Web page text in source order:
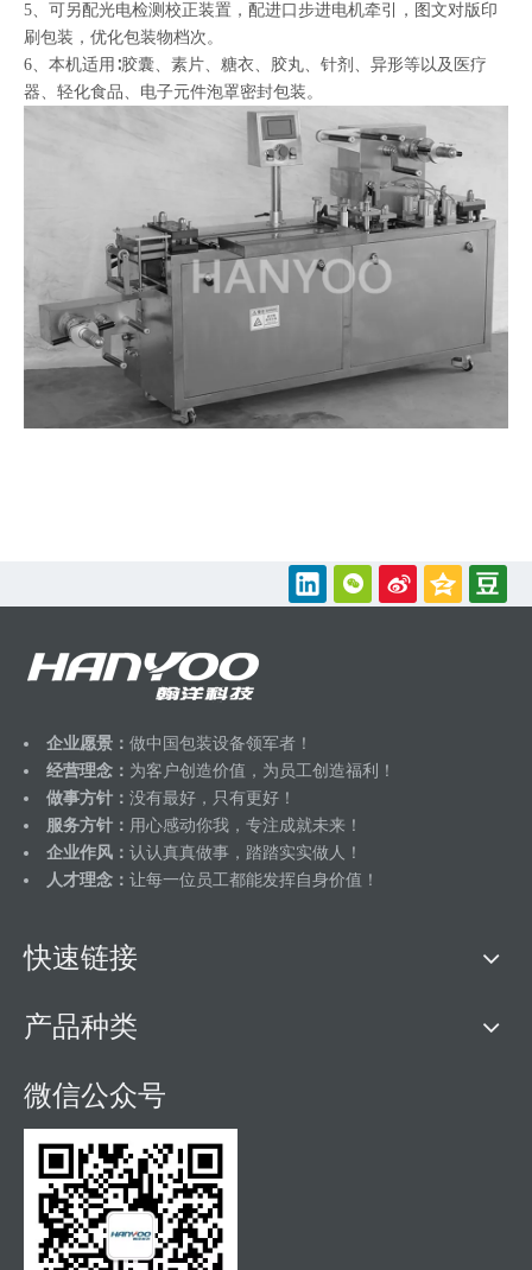
5、可另配光电检测校正装置，配进口步进电机牵引，图文对版印
刷包装，优化包装物档次。
6、本机适用∶胶囊、素片、糖衣、胶丸、针剂、异形等以及医疗
器、轻化食品、电子元件泡罩密封包装。
企业愿景： 做中国包装设备领军者！
经营理念： 为客户创造价值，为员工创造福利！
做事方针： 没有最好，只有更好！
服务方针： 用心感动你我，专注成就未来！
企业作风： 认认真真做事，踏踏实实做人！
人才理念： 让每一位员工都能发挥自身价值！
快速链接
产品种类
微信公众号